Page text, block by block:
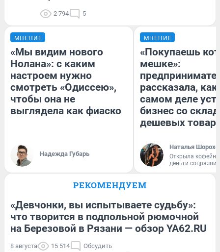
2 794 5
МНЕНИЕ
«Мы видим нового
Нолана»: с каким
настроем нужно
смотреть «Одиссею»,
чтобы она не
выглядела как фиаско
Надежда Губарь
МНЕНИЕ
«Покупаешь
мешке»:
рассказала, как
самом деле
бизнес со
дешевых
Наталья
Открыла
деньги
РЕКОМЕНДУЕМ
«Девчонки, вы испытываете судьбу»:
что творится в подпольной рюмочной
на Березовой в Рязани — обзор YA62.RU
8 августа 15 514 Обсудить